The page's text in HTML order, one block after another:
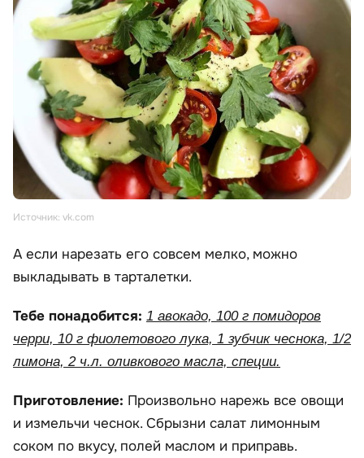
Источник: vk.com
А если нарезать его совсем мелко, можно
выкладывать в тарталетки.
Тебе понадобится: 1 авокадо, 100 г помидоров
черри, 10 г фиолетового лука, 1 зубчик чеснока, 1/2
лимона, 2 ч.л. оливкового масла, специи.
Приготовление: Произвольно нарежь все овощи
и измельчи чеснок. Сбрызни салат лимонным
соком по вкусу, полей маслом и приправь.